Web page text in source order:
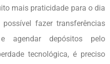
mais praticidade para o dia
fazer transferências
agendar depósitos pelo
tecnológica, é preciso